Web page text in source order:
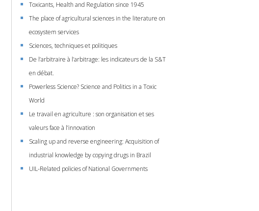
Toxicants, Health and Regulation since 1945
The place of agricultural sciences in the literature on
ecosystem services
Sciences, techniques et politiques
De l’arbitraire à l’arbitrage: les indicateurs de la S&T
en débat.
Powerless Science? Science and Politics in a Toxic
World
Le travail en agriculture : son organisation et ses
valeurs face à l’innovation
Scaling up and reverse engineering: Acquisition of
industrial knowledge by copying drugs in Brazil
UIL-Related policies of National Governments